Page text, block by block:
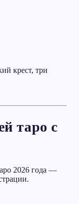
крест, три
таро с
2026 года —